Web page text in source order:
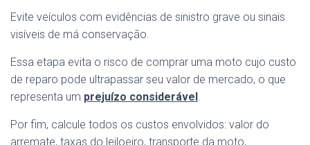
Evite veículos com evidências de sinistro grave ou sinais
visíveis de má conservação.
Essa etapa evita o risco de comprar uma moto cujo custo
de reparo pode ultrapassar seu valor de mercado, o que
representa um prejuízo considerável .
Por fim, calcule todos os custos envolvidos: valor do
arremate, taxas do leiloeiro, transporte da moto,